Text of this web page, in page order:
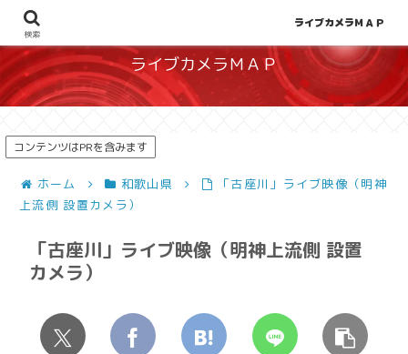
地図から探せる！天候や災害、混雑状況の把握に
ライブカメラＭＡＰ
コンテンツはPRを含みます
ホーム 和歌山県
「古座川」ライブ映像（明神
上流側 設置カメラ）
「古座川」ライブ映像（明神上流側 設置
カメラ）
検索
ライブカメラＭＡＰ